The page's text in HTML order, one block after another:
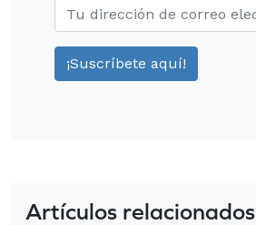
Artículos relacionados